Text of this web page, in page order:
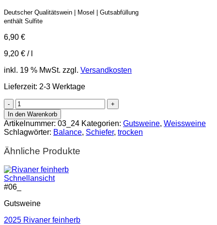
Deutscher Qualitätswein | Mosel | Gutsabfüllung
enthält Sulfite
6,90 €
9,20 € /
inkl. 19 % MwSt. zzgl. Versandkosten
Lieferzeit: 2-3 Werktage
2024
Riesling
Classic
Menge
In den Warenkorb
Artikelnummer: 03_24 Kategorien: Gutsweine, Weissweine
Schlagwörter: Balance, Schiefer, trocken
Ähnliche Produkte
Schnellansicht
#06_
Gutsweine
2025 Rivaner feinherb